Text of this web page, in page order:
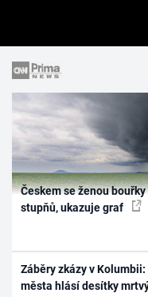
Českem se ženou
stupňů, ukazuje graf
Záběry zkázy v
města hlásí desítky